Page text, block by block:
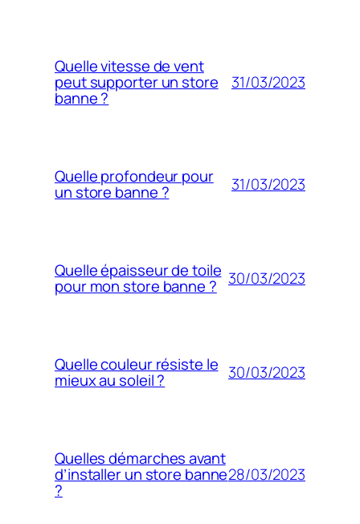
Quelle vitesse de vent
peut supporter un store
banne ?
31/03/2023
Quelle profondeur pour
un store banne ? 31/03/2023
Quelle épaisseur de toile
pour mon store banne ? 30/03/2023
Quelle couleur résiste le
mieux au soleil ? 30/03/2023
Quelles démarches avant
d’installer un store banne
?
28/03/2023